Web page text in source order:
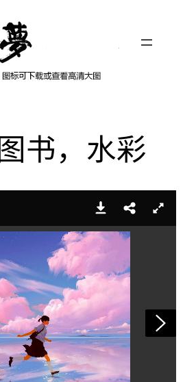
书，水彩